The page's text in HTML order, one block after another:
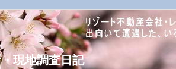
現地調査日記